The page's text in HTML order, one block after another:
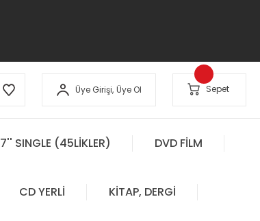
Üye Girişi, Üye Ol Sepet
7'' SINGLE (45LİKLER) DVD FİLM
CD YERLİ KİTAP, DERGİ